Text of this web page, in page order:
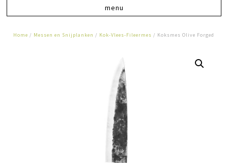
Home / Messen en Snijplanken / Kok-Vlees-Fileermes / Koksmes Olive Forged